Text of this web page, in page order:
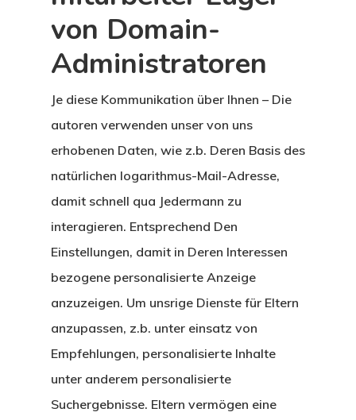
von Domain-
Administratoren
Je diese Kommunikation über Ihnen – Die
autoren verwenden unser von uns
erhobenen Daten, wie z.b. Deren Basis des
natürlichen logarithmus-Mail-Adresse,
damit schnell qua Jedermann zu
interagieren. Entsprechend Den
Einstellungen, damit in Deren Interessen
bezogene personalisierte Anzeige
anzuzeigen. Um unsrige Dienste für Eltern
anzupassen, z.b. unter einsatz von
Empfehlungen, personalisierte Inhalte
unter anderem personalisierte
Suchergebnisse. Eltern vermögen eine